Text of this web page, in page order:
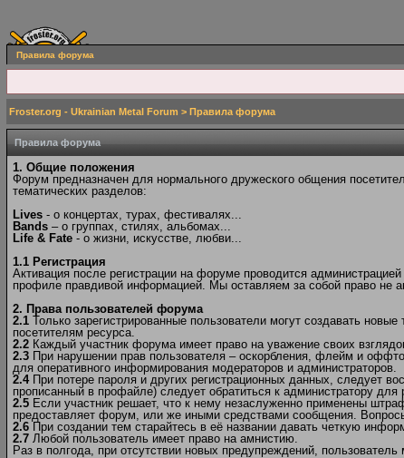
Правила форума
Froster.org - Ukrainian Metal Forum > Правила форума
Правила форума
1. Общие положения
Форум предназначен для нормального дружеского общения
тематических разделов:
Lives - о концертах, турах, фестивалях...
Bands – о группах, стилях, альбомах...
Life & Fate - о жизни, искусстве, любви...
1.1 Регистрация
Активация после регистрации на форуме проводится
профиле правдивой информацией. Мы оставляем за собой право не
2. Права пользователей форума
2.1 Только зарегистрированные пользователи могут создавать
посетителям ресурса.
2.2 Каждый участник форума имеет право на уважение своих
2.3 При нарушении прав пользователя – оскорбления, флейм и
для оперативного информирования модераторов и администраторов.
2.4При потере пароля и других регистрационных данных, следует
прописанный в профайле) следует обратиться к администратору
2.5 Если участник решает, что к нему незаслуженно применены
предоставляет форум, или же иными средствами сообщения.
2.6 При создании тем старайтесь в её названии давать четкую
2.7 Любой пользователь имеет право на амнистию.
Раз в полгода, при отсутствии новых предупреждений,